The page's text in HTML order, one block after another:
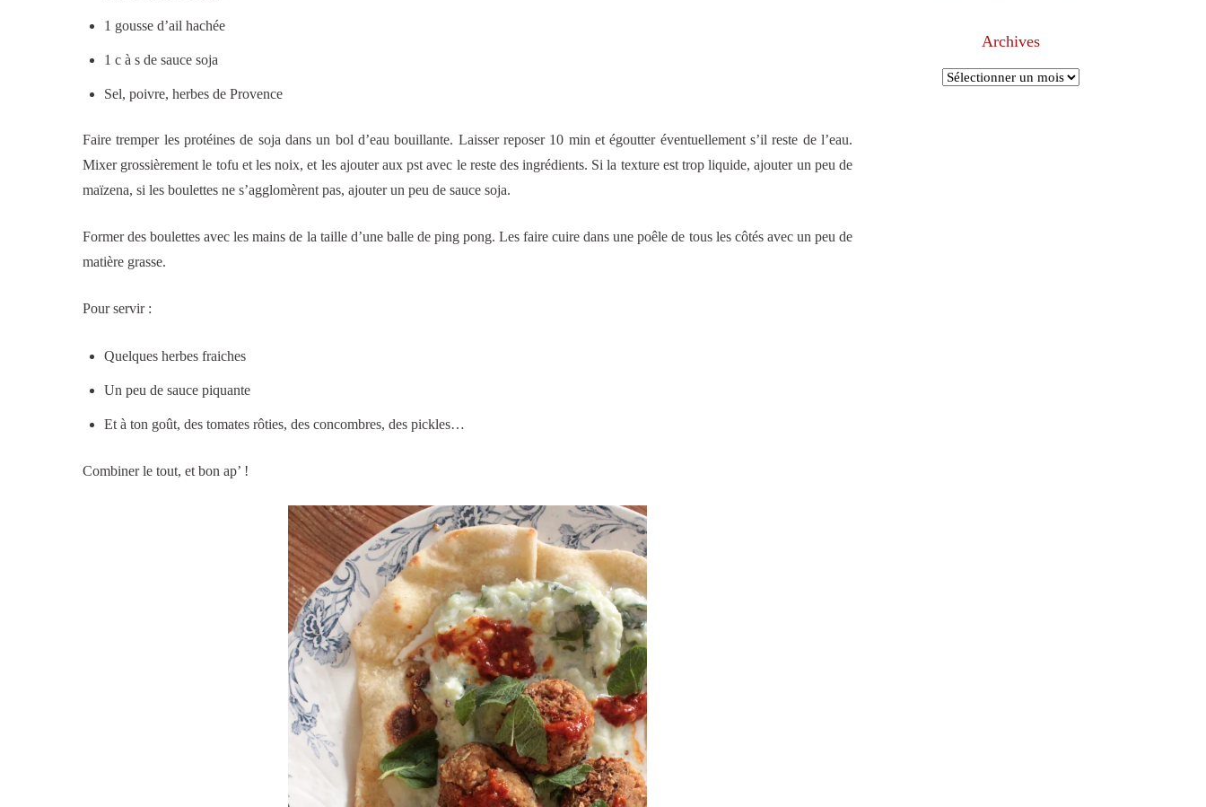
1 gousse d’ail hachée
1 c à s de sauce soja
Sel, poivre, herbes de Provence
Faire tremper les protéines de soja dans un bol d’eau bouillante. Laisser reposer 10 min et égoutter éventuellement s’il reste de l’eau.
Mixer grossièrement le tofu et les noix, et les ajouter aux pst avec le reste des ingrédients. Si la texture est trop liquide, ajouter un peu de
maïzena, si les boulettes ne s’agglomèrent pas, ajouter un peu de sauce soja.
Former des boulettes avec les mains de la taille d’une balle de ping pong. Les faire cuire dans une poêle de tous les côtés avec un peu de
matière grasse.
Pour servir :
Quelques herbes fraiches
Un peu de sauce piquante
Et à ton goût, des tomates rôties, des concombres, des pickles…
Combiner le tout, et bon ap’ !
Archives
Archives